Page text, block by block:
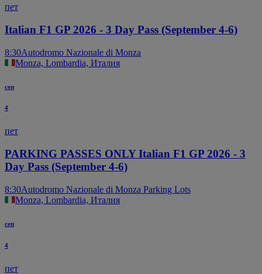
пет
Italian F1 GP 2026 - 3 Day Pass (September 4-6)
8:30Autodromo Nazionale di Monza
Monza, Lombardia, Италия
сеп
4
пет
PARKING PASSES ONLY Italian F1 GP 2026 - 3
Day Pass (September 4-6)
8:30Autodromo Nazionale di Monza Parking Lots
Monza, Lombardia, Италия
сеп
4
пет